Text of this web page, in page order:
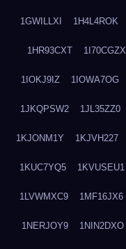
1GWILLXI 1H4L4ROK
1HR93CXT 1I70CGZX
1IOKJ9IZ 1IOWA7OG
1JKQPSW2 1JL35ZZ0
1KJONM1Y 1KJVH227
1KUC7YQ5 1KVUSEU1
1LVWMXC9 1MF16JX6
1NERJOY9 1NIN2DXO